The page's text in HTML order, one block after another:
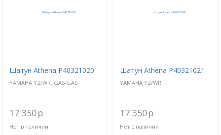
Шатун Athena P40321020
YAMAHA YZ/WR, GAS-GAS
17 350p
Нет в наличии
Шатун Athena P40321021
YAMAHA YZ/WR
17 350p
Нет в наличии